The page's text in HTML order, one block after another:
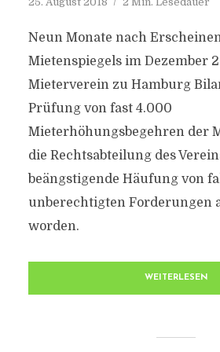
Neun Monate nach
Mietenspiegels im Dezember
Mieterverein zu Hamburg
Prüfung von fast 4.000
Mieterhöhungsbegehren der
die Rechtsabteilung des
beängstigende Häufung von
unberechtigten Forderungen
worden.
WEITERLESEN